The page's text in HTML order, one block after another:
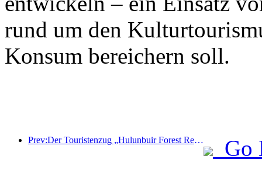
rund um den
Konsum bereichern soll.
Prev:Der Touristenzug „Hulunbuir Forest Rendezvous - Daxinganling Express - Starlight Train - Tianyi Journey“ tritt seine Jungfernfahrt an.
Go